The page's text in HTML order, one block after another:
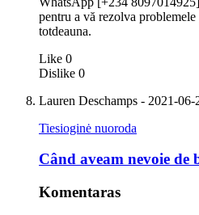
pentru a vă rezolva
totdeauna.
Like 0
Dislike 0
Lauren Deschamps - 2021-06-
Tiesioginė nuoroda
Când aveam nevoie
Komentaras